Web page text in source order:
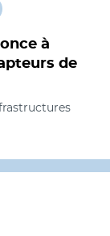
à
de